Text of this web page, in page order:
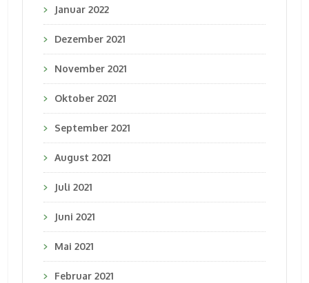
Januar 2022
Dezember 2021
November 2021
Oktober 2021
September 2021
August 2021
Juli 2021
Juni 2021
Mai 2021
Februar 2021